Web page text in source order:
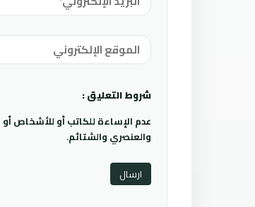
شروط التعليق :
عدم الإساءة للكاتب أو للأشخاص أو
والعنصري والشتائم.